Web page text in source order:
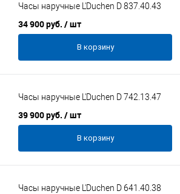
Часы наручные L'Duchen D 837.40.43
34 900 руб. / шт
В корзину
Часы наручные L'Duchen D 742.13.47
39 900 руб. / шт
В корзину
Часы наручные L'Duchen D 641.40.38